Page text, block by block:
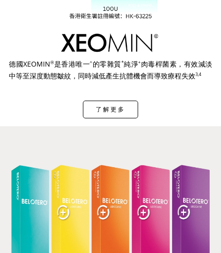
德國XEOMIN®是香港唯一^的零雜質*純淨+肉毒桿菌素，有效減淡
中等至深度動態皺紋，同時減低產生抗體機會而導致療程失效3,4
了解更多